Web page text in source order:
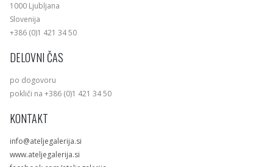
1000 Ljubljana
Slovenija
+386 (0)1 421 34 50
DELOVNI ČAS
po dogovoru
pokliči na +386 (0)1 421 34 50
KONTAKT
info@ateljegalerija.si
www.ateljegalerija.si